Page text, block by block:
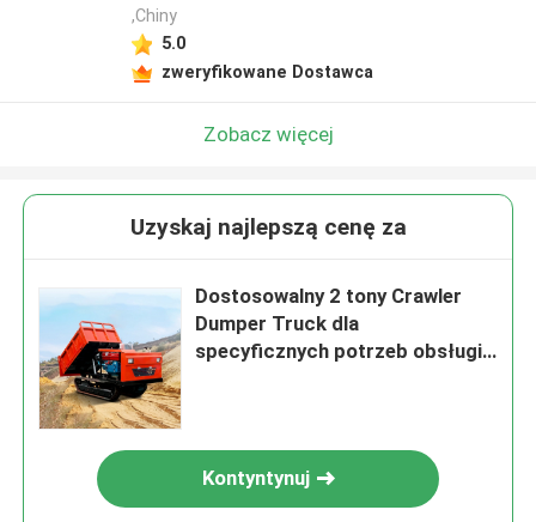
,Chiny
5.0
zweryfikowane Dostawca
Zobacz więcej
Uzyskaj najlepszą cenę za
Dostosowalny 2 tony Crawler
Dumper Truck dla
specyficznych potrzeb obsługi
Kontyntynuj